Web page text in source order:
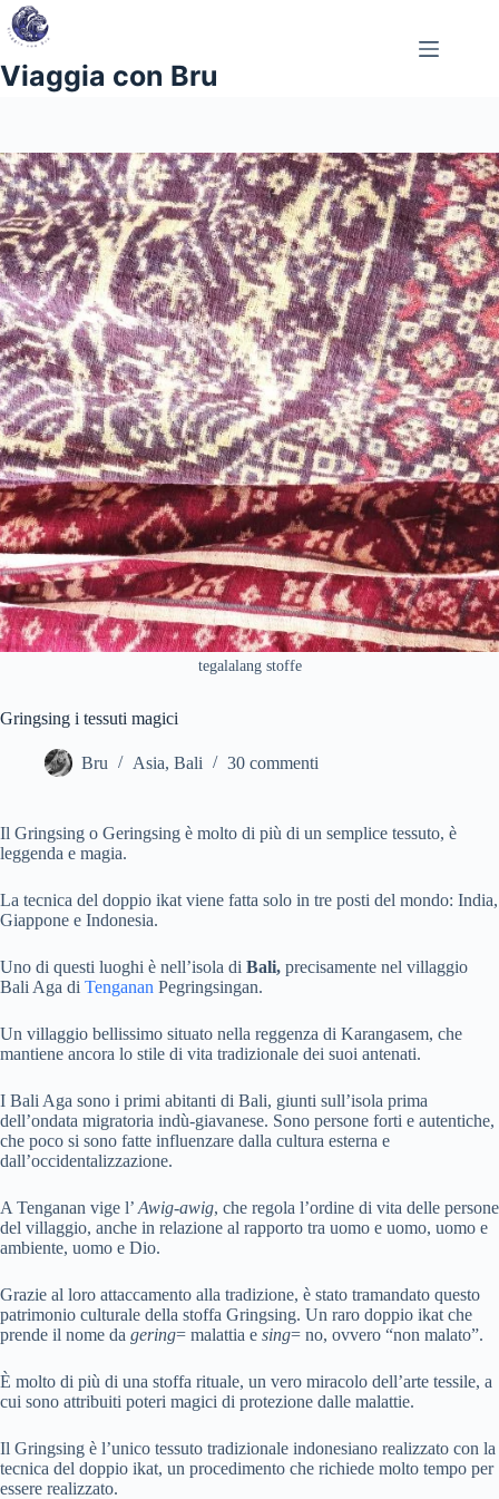
Salta
al
contenuto
Viaggia con Bru
tegalalang stoffe
Gringsing i tessuti magici
Bru Asia, Bali 30 commenti
Il Gringsing o Geringsing è molto di più di un semplice tessuto, è
leggenda e magia.
La tecnica del doppio ikat viene fatta solo in tre posti del mondo: India,
Giappone e Indonesia.
Uno di questi luoghi è nell’isola di Bali, precisamente nel villaggio
Bali Aga di Tenganan Pegringsingan.
Un villaggio bellissimo situato nella reggenza di Karangasem, che
mantiene ancora lo stile di vita tradizionale dei suoi antenati.
I Bali Aga sono i primi abitanti di Bali, giunti sull’isola prima
dell’ondata migratoria indù-giavanese. Sono persone forti e autentiche,
che poco si sono fatte influenzare dalla cultura esterna e
dall’occidentalizzazione.
A Tenganan vige l’ Awig-awig, che regola l’ordine di vita delle persone
del villaggio, anche in relazione al rapporto tra uomo e uomo, uomo e
ambiente, uomo e Dio.
Grazie al loro attaccamento alla tradizione, è stato tramandato questo
patrimonio culturale della stoffa Gringsing. Un raro doppio ikat che
prende il nome da gering= malattia e sing= no, ovvero “non malato”.
È molto di più di una stoffa rituale, un vero miracolo dell’arte tessile, a
cui sono attribuiti poteri magici di protezione dalle malattie.
Il Gringsing è l’unico tessuto tradizionale indonesiano realizzato con la
tecnica del doppio ikat, un procedimento che richiede molto tempo per
essere realizzato.